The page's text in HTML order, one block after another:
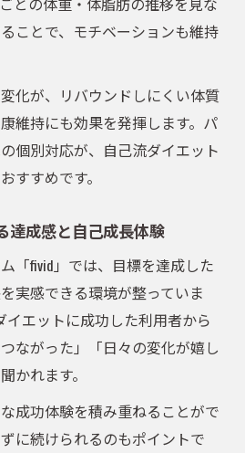
ことで、モチベーションも維持
化が、リバウンドしにくい体質
維持にも効果を発揮します。パ
個別対応が、自己流ダイエット
すすめです。
達成感と自己成長体験
「fivid」では、目標を達成した
実感できる環境が整っていま
イエットに成功した利用者から
ながった」「日々の変化が嬉し
かれます。
成功体験を積み重ねることがで
に続けられるのもポイントで